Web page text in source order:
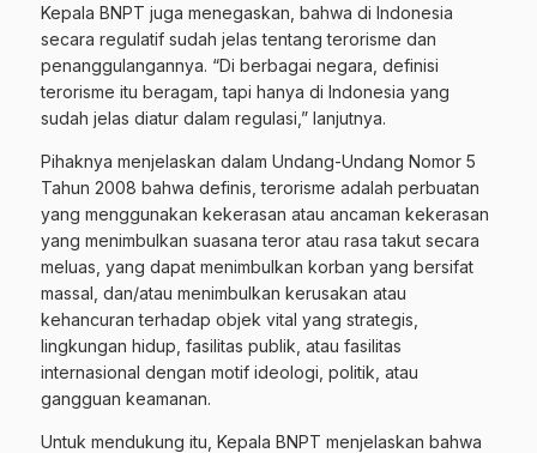
Kepala BNPT juga menegaskan, bahwa di Indonesia
secara regulatif sudah jelas tentang terorisme dan
penanggulangannya. “Di berbagai negara, definisi
terorisme itu beragam, tapi hanya di Indonesia yang
sudah jelas diatur dalam regulasi,” lanjutnya.
Pihaknya menjelaskan dalam Undang-Undang Nomor 5
Tahun 2008 bahwa definis, terorisme adalah perbuatan
yang menggunakan kekerasan atau ancaman kekerasan
yang menimbulkan suasana teror atau rasa takut secara
meluas, yang dapat menimbulkan korban yang bersifat
massal, dan/atau menimbulkan kerusakan atau
kehancuran terhadap objek vital yang strategis,
lingkungan hidup, fasilitas publik, atau fasilitas
internasional dengan motif ideologi, politik, atau
gangguan keamanan.
Untuk mendukung itu, Kepala BNPT menjelaskan bahwa